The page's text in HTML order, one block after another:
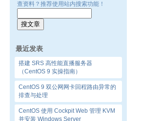
查资料？推荐使用站内搜索功能！
最近发表
搭建 SRS 高性能直播服务器
（CentOS 9 实操指南）
CentOS 9 双公网网卡回程路由异常的
排查与处理
CentOS 使用 Cockpit Web 管理 KVM
并安装 Windows Server